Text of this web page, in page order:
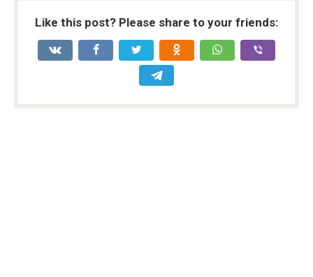
Like this post? Please share to your friends: